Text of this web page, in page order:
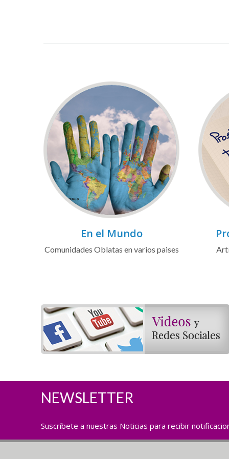
En el Mundo
Comunidades Oblatas en varios paises
NEWSLETTER
Suscríbete a nuestras Noticias para recibir